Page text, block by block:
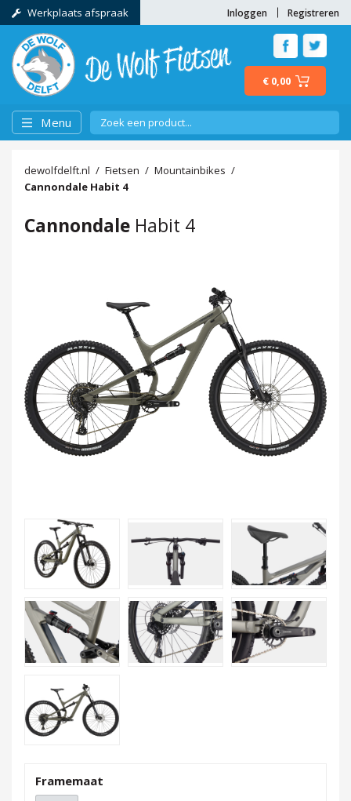
Werkplaats afspraak Registreren
Inloggen
€ 0,00
Menu
dewolfdelft.nl Fietsen
Mountainbikes
Cannondale Habit 4
Cannondale Habit 4
Framemaat